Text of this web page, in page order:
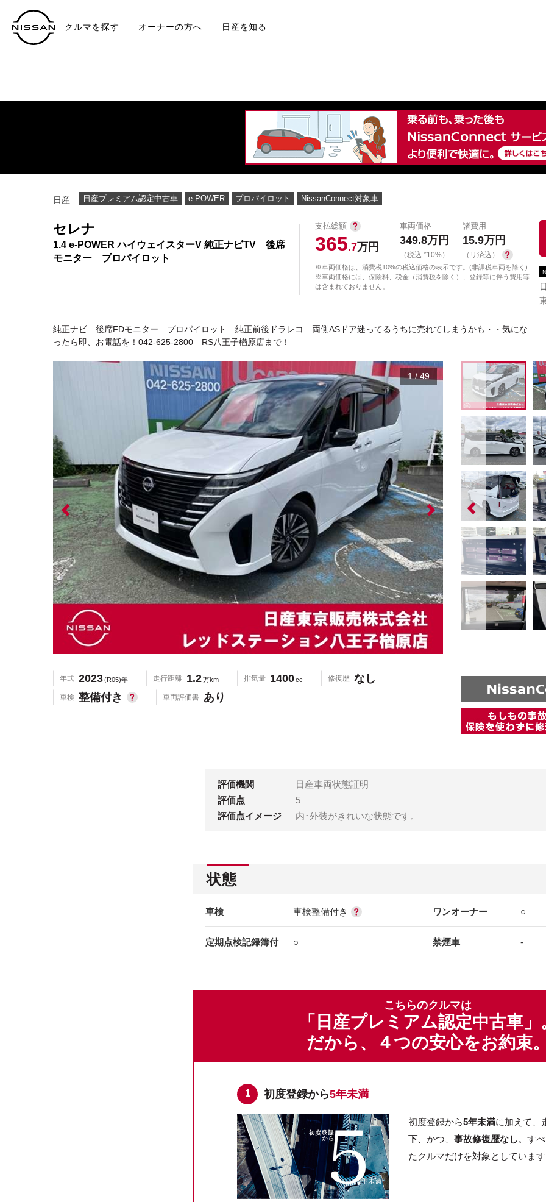
クルマを探す オーナーの方へ 日産を知る
日産 日産プレミアム認定中古車 e-POWER プロパイロット NissanConnect対象車
セレナ
1.4 e-POWER ハイウェイスターV 純正ナビTV 後席
モニター プロパイロット
支払総額
365.7万円
車両価格
349.8万円
（税込 *10%）
諸費用
15.9万円
（リ済込）
※車両価格は、消費税10%の税込価格の表示です。(非課税車両を除く)
※車両価格には、保険料、税金（消費税を除く）、登録等に伴う費用等
は含まれておりません。
純正ナビ 後席FDモニター プロパイロット 純正前後ドラレコ 両側ASドア迷ってるうちに売れてしまうかも・・気にな
ったら即、お電話を！042-625-2800 RS八王子楢原店まで！
1/ 49
年式 2023(R05)年 走行距離 1.2万km 排気量 1400cc 修復歴 なし
車検 整備付き 車両評価書 あり
評価機関
日産車両状態証明
評価点
5
評価点イメージ
内･外装がきれいな状態です。
状態
車検 車検整備付き ワンオーナー ○
定期点検記録簿付 ○ 禁煙車 -
こちらのクルマは
「日産プレミアム認定中古車」
だから、４つの安心をお約束
初度登録から5年未満
初度登録から5年未満に加えて、
下 、かつ、 事故修復歴なし。す
たクルマだけを対象としていま